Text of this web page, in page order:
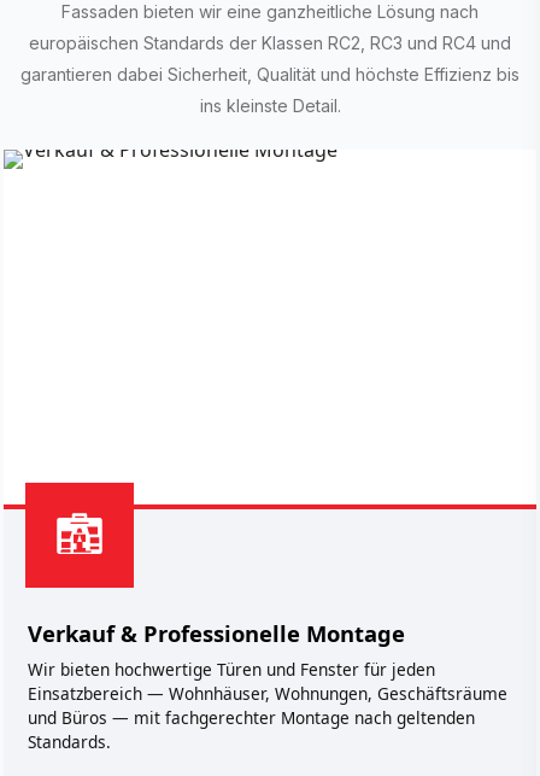
Fassaden bieten wir eine ganzheitliche Lösung nach
europäischen Standards der Klassen RC2, RC3 und RC4 und
garantieren dabei Sicherheit, Qualität und höchste Effizienz bis
ins kleinste Detail.
Verkauf & Professionelle Montage
Wir bieten hochwertige Türen und Fenster für jeden
Einsatzbereich — Wohnhäuser, Wohnungen, Geschäftsräume
und Büros — mit fachgerechter Montage nach geltenden
Standards.